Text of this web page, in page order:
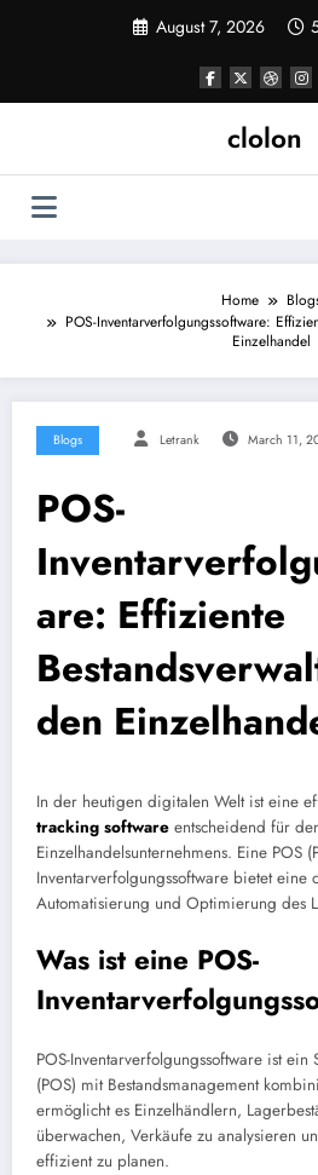
August 7, 2026
clolon
Home
POS-Inventarverfolgungssoftware:
Einzelhandel
Blogs Letrank March 11,
POS-
are: Effiziente
den
In der heutigen digitalen Welt ist eine
tracking software entscheidend für
Einzelhandelsunternehmens. Eine POS
Inventarverfolgungssoftware bietet eine
Automatisierung und Optimierung des
Was ist eine POS-
POS-Inventarverfolgungssoftware ist ein
(POS) mit Bestandsmanagement
ermöglicht es Einzelhändlern,
überwachen, Verkäufe zu analysieren
effizient zu planen.